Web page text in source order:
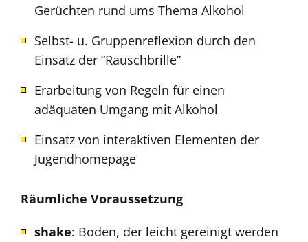
Gerüchten rund ums Thema Alkohol
Selbst- u. Gruppenreflexion durch den
Einsatz der “Rauschbrille”
Erarbeitung von Regeln für einen
adäquaten Umgang mit Alkohol
Einsatz von interaktiven Elementen der
Jugendhomepage
Räumliche Voraussetzung
shake: Boden, der leicht gereinigt werden